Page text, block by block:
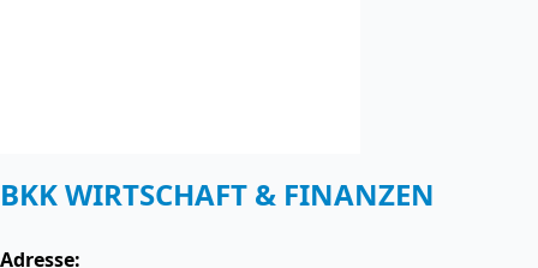
BKK WIRTSCHAFT & FINANZEN
Adresse: